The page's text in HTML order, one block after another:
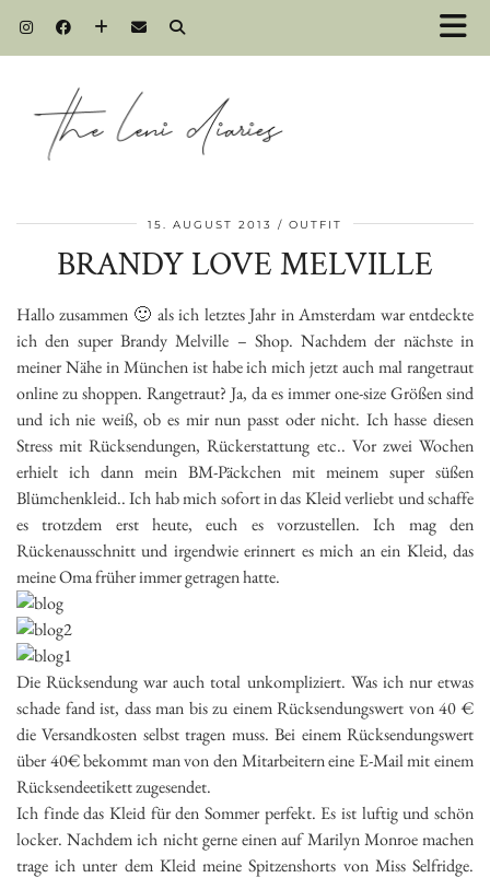
15. AUGUST 2013 OUTFIT
BRANDY LOVE MELVILLE
Hallo zusammen 🙂 als ich letztes Jahr in Amsterdam war entdeckte
ich den super Brandy Melville – Shop. Nachdem der nächste in
meiner Nähe in München ist habe ich mich jetzt auch mal rangetraut
online zu shoppen. Rangetraut? Ja, da es immer one-size Größen sind
und ich nie weiß, ob es mir nun passt oder nicht. Ich hasse diesen
Stress mit Rücksendungen, Rückerstattung etc.. Vor zwei Wochen
erhielt ich dann mein BM-Päckchen mit meinem super süßen
Blümchenkleid.. Ich hab mich sofort in das Kleid verliebt und schaffe
es trotzdem erst heute, euch es vorzustellen. Ich mag den
Rückenausschnitt und irgendwie erinnert es mich an ein Kleid, das
meine Oma früher immer getragen hatte.
Die Rücksendung war auch total unkompliziert. Was ich nur etwas
schade fand ist, dass man bis zu einem Rücksendungswert von 40 €
die Versandkosten selbst tragen muss. Bei einem Rücksendungswert
über 40€ bekommt man von den Mitarbeitern eine E-Mail mit einem
Rücksendeetikett zugesendet.
Ich finde das Kleid für den Sommer perfekt. Es ist luftig und schön
locker. Nachdem ich nicht gerne einen auf Marilyn Monroe machen
trage ich unter dem Kleid meine Spitzenshorts von Miss Selfridge.